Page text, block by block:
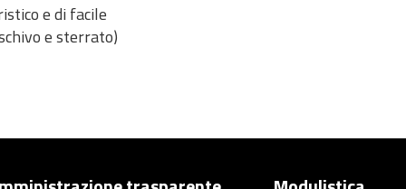
e di facile
e sterrato)